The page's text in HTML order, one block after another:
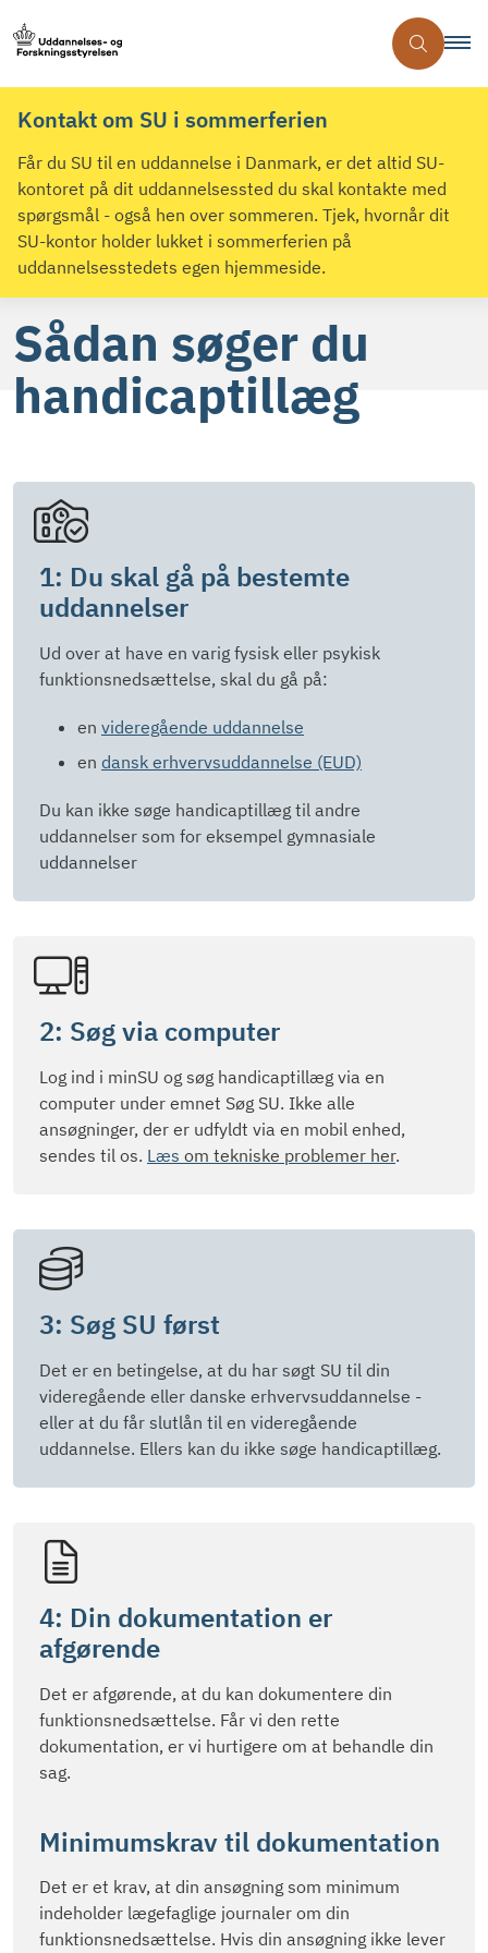
Kontakt om SU i sommerferien
Får du SU til en uddannelse i Danmark, er det altid SU-
kontoret på dit uddannelsessted du skal kontakte med
spørgsmål - også hen over sommeren. Tjek, hvornår dit
SU-kontor holder lukket i sommerferien på
uddannelsesstedets egen hjemmeside.
Sådan søger du
handicaptillæg
1: Du skal gå på bestemte
uddannelser
Ud over at have en varig fysisk eller psykisk
funktionsnedsættelse, skal du gå på:
en videregående uddannelse
en dansk erhvervsuddannelse (EUD)
Du kan ikke søge handicaptillæg til andre
uddannelser som for eksempel gymnasiale
uddannelser
2: Søg via computer
Log ind i minSU og søg handicaptillæg via en
computer under emnet Søg SU. Ikke alle
ansøgninger, der er udfyldt via en mobil enhed,
sendes til os. Læs om tekniske problemer her.
3: Søg SU først
Det er en betingelse, at du har søgt SU til din
videregående eller danske erhvervsuddannelse -
eller at du får slutlån til en videregående
uddannelse. Ellers kan du ikke søge handicaptillæg.
4: Din dokumentation er
afgørende
Det er afgørende, at du kan dokumentere din
funktionsnedsættelse. Får vi den rette
dokumentation, er vi hurtigere om at behandle din
sag.
Minimumskrav til dokumentation
Det er et krav, at din ansøgning som minimum
indeholder lægefaglige journaler om din
funktionsnedsættelse. Hvis din ansøgning ikke lever